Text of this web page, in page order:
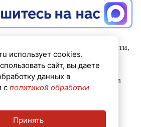
участок тепловой сети,
на котором 15
бывшего военного городка
Об этом рассказали в
по ТЭК. Отмечается, что до
от угольной котельной.
заменили водогрейный
использует cookies.
сайт, вы даете
данных в
с политикой обработки
Принять